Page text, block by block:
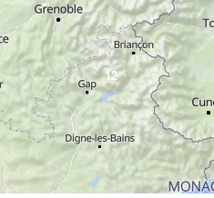
12